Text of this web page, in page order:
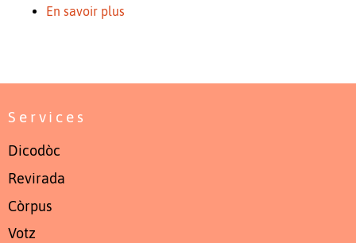
En savoir plus
Services
Dicodòc
Revirada
Còrpus
Votz